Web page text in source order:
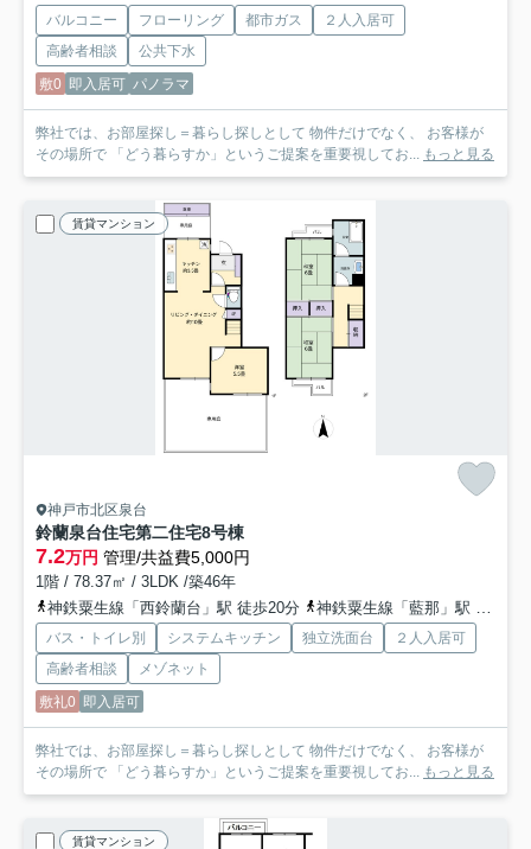
バルコニー フローリング 都市ガス
２人入居可
高齢者相談
公共下水
敷0 即入居可 パノラマ
弊社では、お部屋探し＝暮らし探しとして 物件だけでなく、 お客様が
その場所で 「どう暮らすか」というご提案を重要視してお...
もっと見る
賃貸マンション
神戸市北区泉台
鈴蘭泉台住宅第二住宅8号棟
7.2万円 管理/共益費5,000円
1階 / 78.37㎡ / 3LDK /築46年
神鉄粟生線「西鈴蘭台」駅 徒歩20分
神鉄粟生線「藍那」駅 徒歩25分
バス・トイレ別 システムキッチン 独立洗面台
２人入居可
高齢者相談
メゾネット
敷礼0 即入居可
弊社では、お部屋探し＝暮らし探しとして 物件だけでなく、 お客様が
その場所で 「どう暮らすか」というご提案を重要視してお...
もっと見る
賃貸マンション